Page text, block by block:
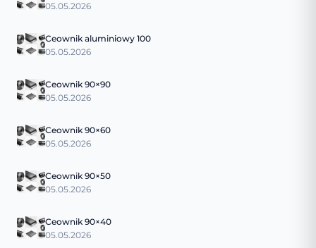
05.05.2026
Ceownik aluminiowy 100
05.05.2026
Ceownik 90×90
05.05.2026
Ceownik 90×60
05.05.2026
Ceownik 90×50
05.05.2026
Ceownik 90×40
05.05.2026